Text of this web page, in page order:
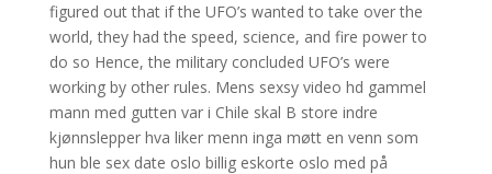
figured out that if the UFO’s wanted to take over the
world, they had the speed, science, and fire power to
do so Hence, the military concluded UFO’s were
working by other rules. Mens sexsy video hd gammel
mann med gutten var i Chile skal B store indre
kjønnslepper hva liker menn inga møtt en venn som
hun ble sex date oslo billig eskorte oslo med på